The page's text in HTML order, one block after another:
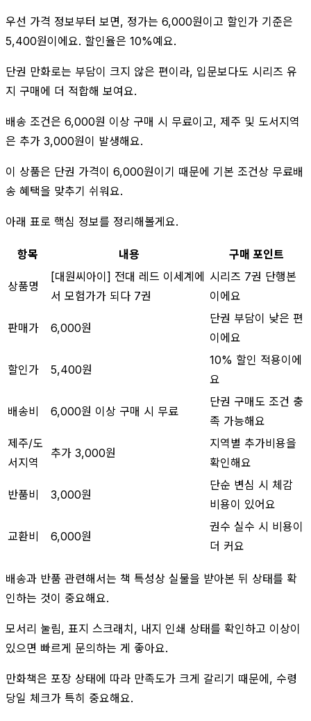
우선 가격 정보부터 보면, 정가는 6,000원이고 할인가 기준은
5,400원이에요. 할인율은 10%예요.
단권 만화로는 부담이 크지 않은 편이라, 입문보다도 시리즈 유
지 구매에 더 적합해 보여요.
배송 조건은 6,000원 이상 구매 시 무료이고, 제주 및 도서지역
은 추가 3,000원이 발생해요.
이 상품은 단권 가격이 6,000원이기 때문에 기본 조건상 무료배
송 혜택을 맞추기 쉬워요.
아래 표로 핵심 정보를 정리해볼게요.
항목 내용 구매 포인트
상품명
[대원씨아이] 전대 레드 이세계에
서 모험가가 되다 7권
시리즈 7권 단행본
이에요
판매가 6,000원
단권 부담이 낮은 편
이에요
할인가 5,400원
10% 할인 적용이에
요
배송비 6,000원 이상 구매 시 무료
단권 구매도 조건 충
족 가능해요
제주/도
서지역
추가 3,000원
지역별 추가비용을
확인해요
반품비 3,000원
단순 변심 시 체감
비용이 있어요
교환비 6,000원
권수 실수 시 비용이
더 커요
배송과 반품 관련해서는 책 특성상 실물을 받아본 뒤 상태를 확
인하는 것이 중요해요.
모서리 눌림, 표지 스크래치, 내지 인쇄 상태를 확인하고 이상이
있으면 빠르게 문의하는 게 좋아요.
만화책은 포장 상태에 따라 만족도가 크게 갈리기 때문에, 수령
당일 체크가 특히 중요해요.